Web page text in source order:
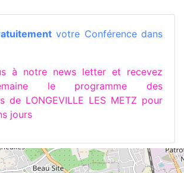
votre Conférence dans
à notre news letter et recevez
le programme des
de LONGEVILLE LES METZ pour
jours